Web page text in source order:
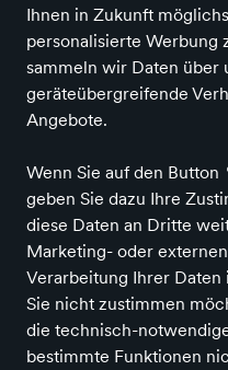
Ihnen in Zukunft
personalisierte Werbung
sammeln wir Daten über
geräteübergreifende
Angebote.
Wenn Sie auf den Button
geben Sie dazu Ihre
diese Daten an Dritte
Marketing- oder
Verarbeitung Ihrer Daten
Sie nicht zustimmen
die technisch-
bestimmte Funktionen
Spielzeug-
in Freilassing
Entdecken